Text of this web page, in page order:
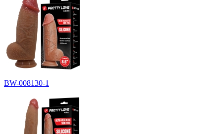
BW-008130-1